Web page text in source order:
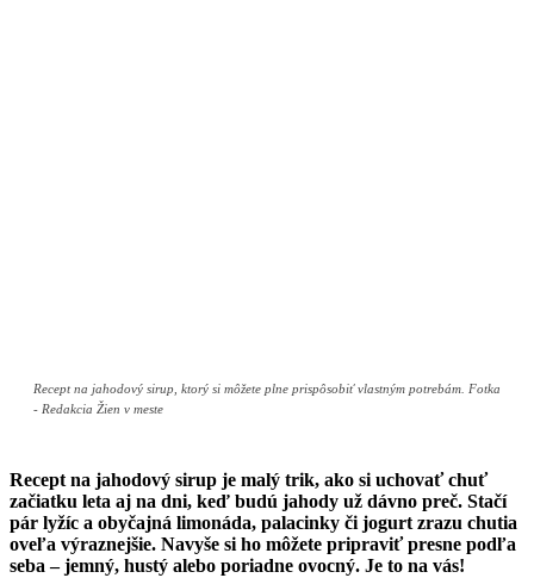
Recept na jahodový sirup, ktorý si môžete plne prispôsobiť vlastným potrebám. Fotka
- Redakcia Žien v meste
Recept na jahodový sirup je malý trik, ako si uchovať chuť
začiatku leta aj na dni, keď budú jahody už dávno preč. Stačí
pár lyžíc a obyčajná limonáda, palacinky či jogurt zrazu chutia
oveľa výraznejšie. Navyše si ho môžete pripraviť presne podľa
seba – jemný, hustý alebo poriadne ovocný. Je to na vás!